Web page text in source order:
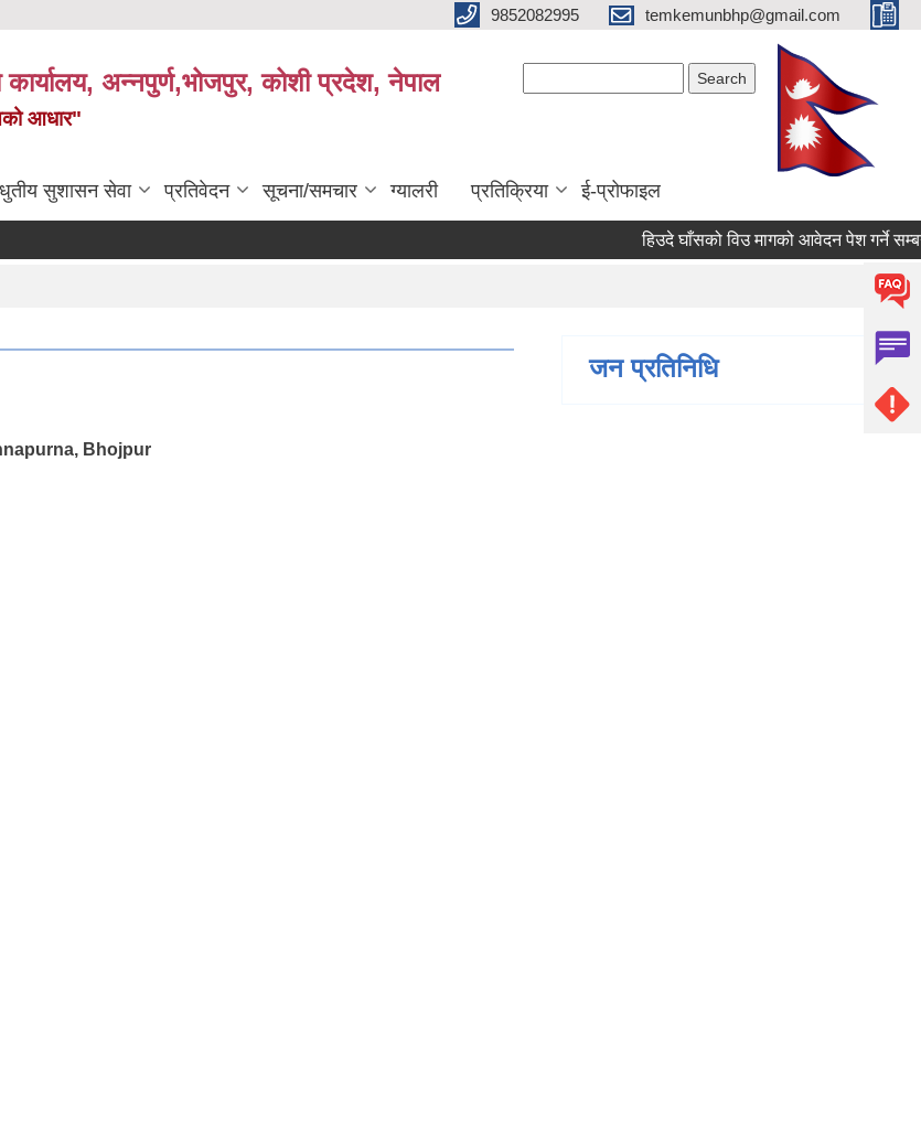
9852082995 temkemunbhp@gmail.com
कार्यालय, अन्नपुर्ण,भोजपुर, कोशी प्रदेश, नेपाल
आधार"
सुशासन सेवा प्रतिवेदन सूचना/समचार ग्यालरी प्रतिक्रिया ई-प्रोफाइल
हिउदे घाँसको विउ मागको आवेदन पेश गर्ने
Bhojpur
जन प्रतिनिधि